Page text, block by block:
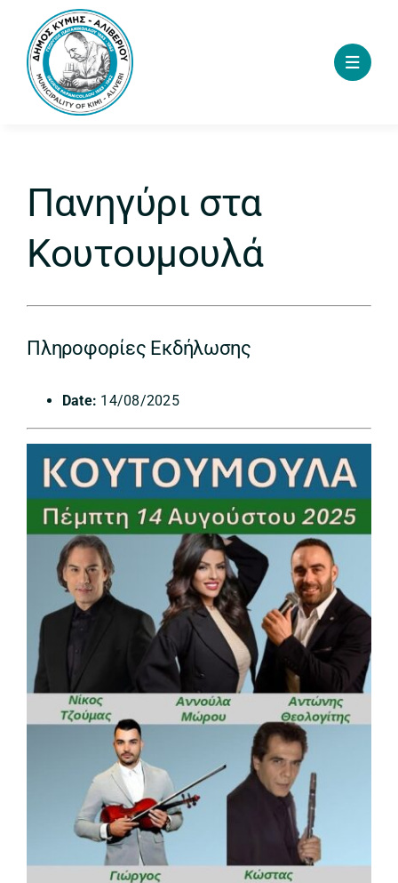
content
Πανηγύρι στα
Κουτουμουλά
Πληροφορίες Εκδήλωσης
Date: 14/08/2025